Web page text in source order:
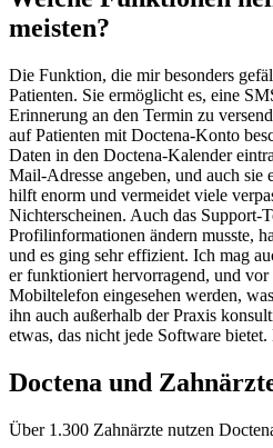
meisten?
Die Funktion, die mir besonders
Patienten. Sie ermöglicht es, eine
Erinnerung an den Termin zu
auf Patienten mit Doctena-Konto
Daten in den Doctena-Kalender
Mail-Adresse angeben, und auch sie
hilft enorm und vermeidet viele
Nichterscheinen. Auch das Support-
Profilinformationen ändern musste,
und es ging sehr effizient. Ich mag
er funktioniert hervorragend, und vor
Mobiltelefon eingesehen werden,
ihn auch außerhalb der Praxis
etwas, das nicht jede Software
Doctena und
Über 1.300 Zahnärzte nutzen